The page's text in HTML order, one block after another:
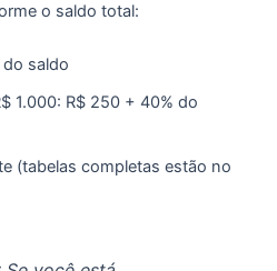
o saldo total:
saldo
1.000: R$ 250 + 40% do
(tabelas completas estão no